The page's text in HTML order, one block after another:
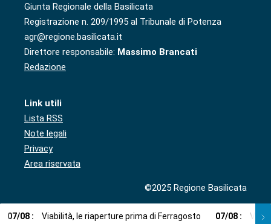
Giunta Regionale della Basilicata
Registrazione n. 209/1995 al Tribunale di Potenza
agr@regione.basilicata.it
Direttore responsabile: Massimo Brancati
Redazione
Link utili
Lista RSS
Note legali
Privacy
Area riservata
©2025 Regione Basilicata
07/08 : Viabilità, le riaperture prima di Ferragosto 07/08 : Via